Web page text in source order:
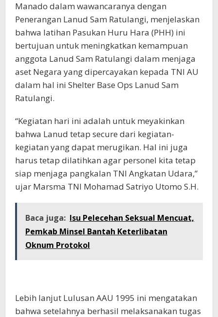
Manado dalam wawancaranya dengan
Penerangan Lanud Sam Ratulangi, menjelaskan
bahwa latihan Pasukan Huru Hara (PHH) ini
bertujuan untuk meningkatkan kemampuan
anggota Lanud Sam Ratulangi dalam menjaga
aset Negara yang dipercayakan kepada TNI AU
dalam hal ini Shelter Base Ops Lanud Sam
Ratulangi.
“Kegiatan hari ini adalah untuk meyakinkan
bahwa Lanud tetap secure dari kegiatan-
kegiatan yang dapat merugikan. Hal ini juga
harus tetap dilatihkan agar personel kita tetap
siap menjaga pangkalan TNI Angkatan Udara,”
ujar Marsma TNI Mohamad Satriyo Utomo S.H.
Baca juga: Isu Pelecehan Seksual Mencuat,
Pemkab Minsel Bantah Keterlibatan
Oknum Protokol
Lebih lanjut Lulusan AAU 1995 ini mengatakan
bahwa setelahnya berhasil melaksanakan tugas